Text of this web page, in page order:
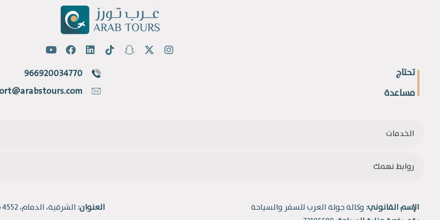
تحتاج
مساعدة
966920034770
الخدمات
روابط تهمك
الإسم القانوني: وكالة جولة العرب للسفر والسياحة
العنوان: الشرقية، الدمام، 4552 طريق الملك فهد، حي القادسية.